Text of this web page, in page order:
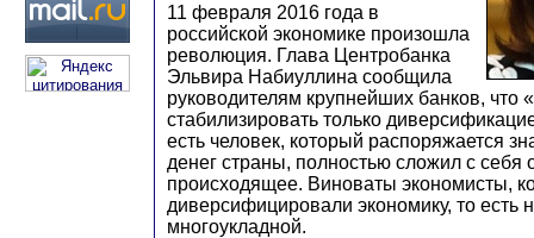
11 февраля 2016 года в
российской экономике произошла
революция. Глава Центробанка
Эльвира Набиуллина сообщила
руководителям крупнейших банков, что
стабилизировать только
есть человек, который распоряжается
денег страны, полностью сложил с себя
происходящее. Виноваты экономисты,
диверсифицировали экономику, то есть
многоукладной.